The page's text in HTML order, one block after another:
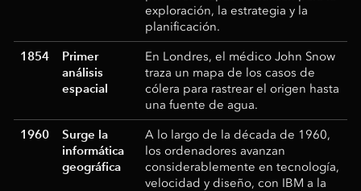
exploración, la estrategia y la
planificación.
1854
Primer
análisis
espacial
En Londres, el médico John Snow
traza un mapa de los casos de
cólera para rastrear el origen hasta
una fuente de agua.
1960
Surge la
informática
geográfica
A lo largo de la década de 1960,
los ordenadores avanzan
considerablemente en tecnología,
velocidad y diseño, con IBM a la